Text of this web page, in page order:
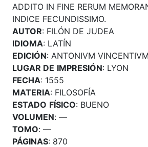
ADDITO IN FINE RERUM
INDICE FECUNDISSIMO.
AUTOR: FILÓN DE JUDEA
IDIOMA: LATÍN
EDICIÓN: ANTONIVM VINCENTIVM
LUGAR DE IMPRESIÓN: LYON
FECHA: 1555
MATERIA: FILOSOFÍA
ESTADO FÍSICO: BUENO
VOLUMEN: —
TOMO: —
PÁGINAS: 870